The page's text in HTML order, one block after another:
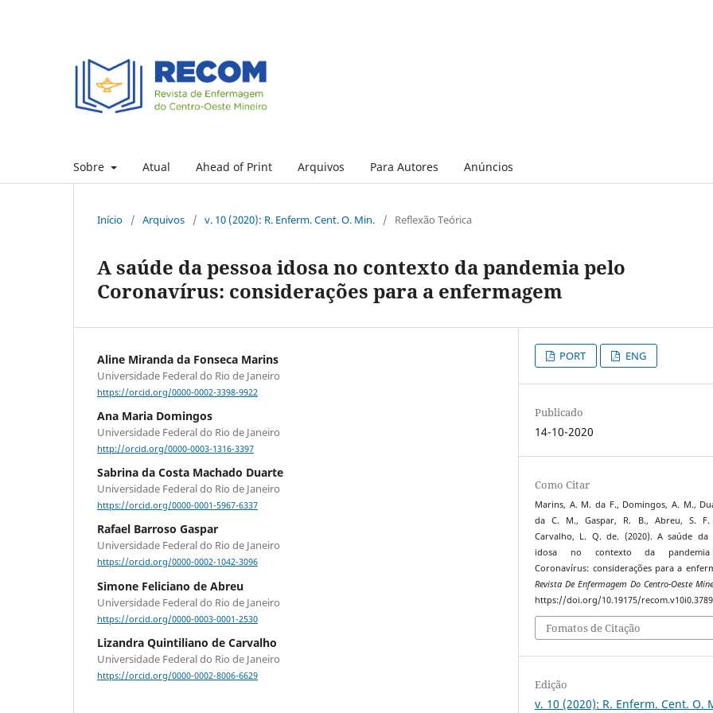
Sobre Atual Ahead of Print Arquivos Para Autores Anúncios
Início / Arquivos / v. 10 (2020): R. Enferm. Cent. O. Min. / Reflexão Teórica
A saúde da pessoa idosa no contexto da pandemia pelo
Coronavírus: considerações para a enfermagem
Aline Miranda da Fonseca Marins
Universidade Federal do Rio de Janeiro
https://orcid.org/0000-0002-3398-9922
Ana Maria Domingos
Universidade Federal do Rio de Janeiro
http://orcid.org/0000-0003-1316-3397
Sabrina da Costa Machado Duarte
Universidade Federal do Rio de Janeiro
https://orcid.org/0000-0001-5967-6337
Rafael Barroso Gaspar
Universidade Federal do Rio de Janeiro
https://orcid.org/0000-0002-1042-3096
Simone Feliciano de Abreu
Universidade Federal do Rio de Janeiro
https://orcid.org/0000-0003-0001-2530
Lizandra Quintiliano de Carvalho
Universidade Federal do Rio de Janeiro
https://orcid.org/0000-0002-8006-6629
PORT ENG
Publicado
14-10-2020
Como Citar
Marins, A. M. da F., Domingos, A. M.,
da C. M., Gaspar, R. B., Abreu, S.
Carvalho, L. Q. de. (2020). A saúde da
idosa no contexto da
Coronavírus: considerações para a
Revista De Enfermagem Do Centro-Oeste
https://doi.org/10.19175/recom.v10i0.3789
Fomatos de Citação
Edição
v. 10 (2020): R. Enferm. Cent. O.